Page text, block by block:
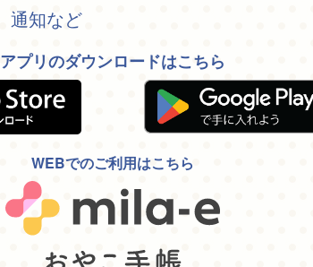
通知など
アプリのダウンロードはこちら
WEBでのご利用はこちら